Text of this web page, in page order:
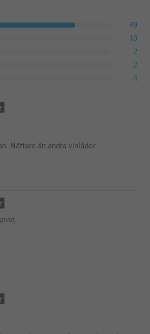
49
10
2
2
4
Nättare än andra vinlådor.
⭐️⭐️⭐️⭐️⭐️ och omdöme, kul att du
för flaska!
fin dag!
trälåda till flaska, visst är det en fin